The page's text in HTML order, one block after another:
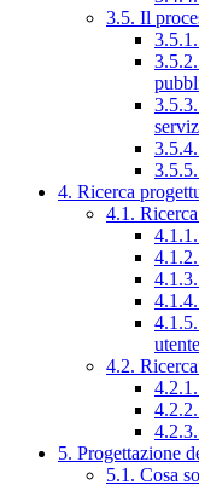
3.5. Il
4. Ricerca
4.1.
utente
4.2.
5. Progettazione
5.1. Cosa